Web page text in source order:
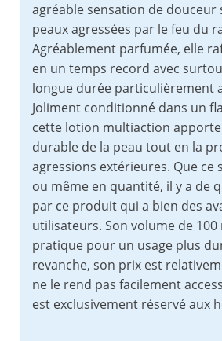
agréable sensation de douceur
peaux agressées par le feu du
Agréablement parfumée, elle
en un temps record avec
longue durée particulièrement
Joliment conditionné dans un
cette lotion multiaction
durable de la peau tout en la
agressions extérieures. Que ce
ou même en quantité, il y a de
par ce produit qui a bien des
utilisateurs. Son volume de 100
pratique pour un usage plus
revanche, son prix est
ne le rend pas facilement
est exclusivement réservé aux